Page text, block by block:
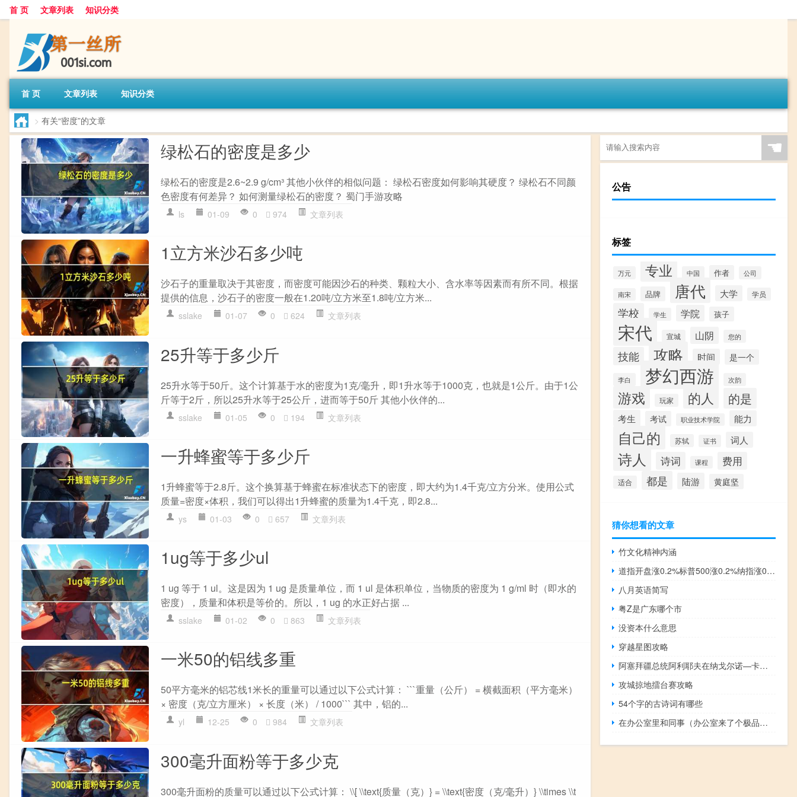
首 页 文章列表 知识分类
首 页 文章列表 知识分类
> 有关“密度”的文章
绿松石的密度是多少
绿松石的密度是2.6~2.9 g/cm³ 其他小伙伴的相似问题： 绿松石密度如何影响其硬度？ 绿松石不同颜
色密度有何差异？ 如何测量绿松石的密度？ 蜀门手游攻略
ls 01-09 0 974 文章列表
1立方米沙石多少吨
沙石子的重量取决于其密度，而密度可能因沙石的种类、颗粒大小、含水率等因素而有所不同。根据
提供的信息，沙石子的密度一般在1.20吨/立方米至1.8吨/立方米...
sslake 01-07 0 624 文章列表
25升等于多少斤
25升水等于50斤。这个计算基于水的密度为1克/毫升，即1升水等于1000克，也就是1公斤。由于1公
斤等于2斤，所以25升水等于25公斤，进而等于50斤 其他小伙伴的...
sslake 01-05 0 194 文章列表
一升蜂蜜等于多少斤
1升蜂蜜等于2.8斤。这个换算基于蜂蜜在标准状态下的密度，即大约为1.4千克/立方分米。使用公式
质量=密度×体积，我们可以得出1升蜂蜜的质量为1.4千克，即2.8...
ys 01-03 0 657 文章列表
1ug等于多少ul
1 ug 等于 1 ul。这是因为 1 ug 是质量单位，而 1 ul 是体积单位，当物质的密度为 1 g/ml 时（即水的
密度），质量和体积是等价的。所以，1 ug 的水正好占据 ...
sslake 01-02 0 863 文章列表
一米50的铝线多重
50平方毫米的铝芯线1米长的重量可以通过以下公式计算： ```重量（公斤） = 横截面积（平方毫米）
× 密度（克/立方厘米） × 长度（米） / 1000``` 其中，铝的...
yl 12-25 0 984 文章列表
300毫升面粉等于多少克
300毫升面粉的质量可以通过以下公式计算： \\[ \\text{质量（克）} = \\text{密度（克/毫升）} \\times \\t
☚
公告
标签
万元 专业 中国 作者 公司
南宋 品牌 唐代 大学 学员
学校 学生 学院 孩子
宋代 宣城 山阴 您的
技能 攻略 时间 是一个
李白 梦幻西游 次韵
游戏 玩家 的人 的是
考生 考试 职业技术学院 能力
自己的 苏轼 证书 词人
诗人 诗词 课程 费用
适合 都是 陆游 黄庭坚
猜你想看的文章
竹文化精神内涵
道指开盘涨0.2%标普500涨0.2%纳指涨0.2%
八月英语简写
粤Z是广东哪个市
没资本什么意思
穿越星图攻略
阿塞拜疆总统阿利耶夫在纳戈尔诺—卡拉巴赫（亚美尼亚人称其为斯捷潘纳克特）首府哈肯迪升起阿塞拜疆国旗
攻城掠地擂台赛攻略
54个字的古诗词有哪些
在办公室里和同事（办公室来了个极品同事）